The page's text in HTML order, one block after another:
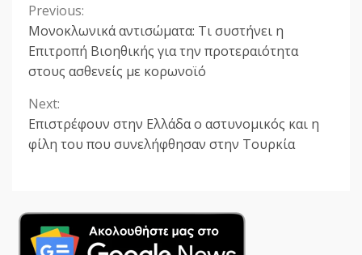
Continue
Reading
Previous:
Μονοκλωνικά αντισώματα: Τι συστήνει η
Επιτροπή Βιοηθικής για την προτεραιότητα
στους ασθενείς με κορωνοϊό
Next:
Επιστρέφουν στην Ελλάδα ο αστυνομικός και η
φίλη του που συνελήφθησαν στην Τουρκία